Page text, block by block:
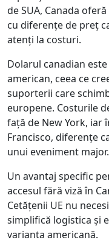
de SUA, Canada
cu diferențe de preț
atenți la costuri.
Dolarul canadian
american, ceea ce
suporterii care
europene. Costurile
față de New York, iar
Francisco, diferențe
unui eveniment major.
Un avantaj specific
accesul fără viză în
Cetățenii UE nu
simplifică logistica și
varianta americană.